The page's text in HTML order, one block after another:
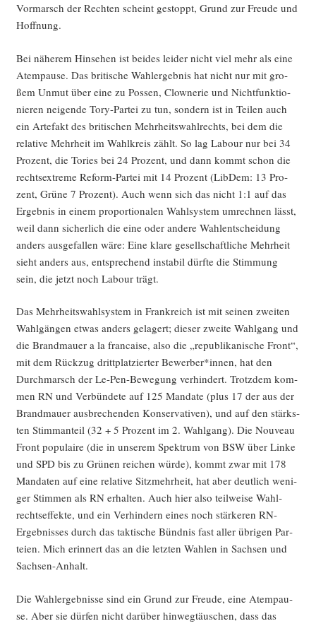
Vor­marsch der Rech­ten scheint gestoppt, Grund zur Freu­de und
Hoffnung.
Bei nähe­rem Hin­se­hen ist bei­des lei­der nicht viel mehr als eine
Atem­pau­se. Das bri­ti­sche Wahl­er­geb­nis hat nicht nur mit gro­
ßem Unmut über eine zu Pos­sen, Clow­ne­rie und Nicht­funk­tio­
nie­ren nei­gen­de Tory-Par­tei zu tun, son­dern ist in Tei­len auch
ein Arte­fakt des bri­ti­schen Mehr­heits­wahl­rechts, bei dem die
rela­ti­ve Mehr­heit im Wahl­kreis zählt. So lag Labour nur bei 34
Pro­zent, die Tories bei 24 Pro­zent, und dann kommt schon die
rechts­extre­me Reform-Par­tei mit 14 Pro­zent (Lib­Dem: 13 Pro­
zent, Grü­ne 7 Pro­zent). Auch wenn sich das nicht 1:1 auf das
Ergeb­nis in einem pro­por­tio­na­len Wahl­sys­tem umrech­nen lässt,
weil dann sicher­lich die eine oder ande­re Wahl­ent­schei­dung
anders aus­ge­fal­len wäre: Eine kla­re gesell­schaft­li­che Mehr­heit
sieht anders aus, ent­spre­chend insta­bil dürf­te die Stim­mung
sein, die jetzt noch Labour trägt.
Das Mehr­heits­wahl­sys­tem in Frank­reich ist mit sei­nen zwei­ten
Wahl­gän­gen etwas anders gela­gert; die­ser zwei­te Wahl­gang und
die Brand­mau­er a la fran­cai­se, also die „repu­bli­ka­ni­sche Front“,
mit dem Rück­zug dritt­plat­zier­ter Bewerber*innen, hat den
Durch­marsch der Le-Pen-Bewe­gung ver­hin­dert. Trotz­dem kom­
men RN und Ver­bün­de­te auf 125 Man­da­te (plus 17 der aus der
Brand­mau­er aus­bre­chen­den Kon­ser­va­ti­ven), und auf den stärks­
ten Stimm­an­teil (32 + 5 Pro­zent im 2. Wahl­gang). Die Nou­veau
Front popu­lai­re (die in unse­rem Spek­trum von BSW über Lin­ke
und SPD bis zu Grü­nen rei­chen wür­de), kommt zwar mit 178
Man­da­ten auf eine rela­ti­ve Sitz­mehr­heit, hat aber deut­lich weni­
ger Stim­men als RN erhal­ten. Auch hier also teil­wei­se Wahl­
rechts­ef­fek­te, und ein Ver­hin­dern eines noch stär­ke­ren RN-
Ergeb­nis­ses durch das tak­ti­sche Bünd­nis fast aller übri­gen Par­
tei­en. Mich erin­nert das an die letz­ten Wah­len in Sach­sen und
Sachsen-Anhalt.
Die Wahl­er­geb­nis­se sind ein Grund zur Freu­de, eine Atem­pau­
se. Aber sie dür­fen nicht dar­über hin­weg­täu­schen, dass das